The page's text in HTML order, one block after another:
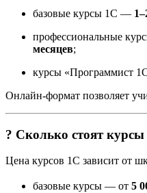
базовые курсы 1С —
профессиональные
месяцев;
курсы «Программист
Онлайн-формат позволяет
? Сколько стоят
Цена курсов 1С зависит от
базовые курсы — от 5